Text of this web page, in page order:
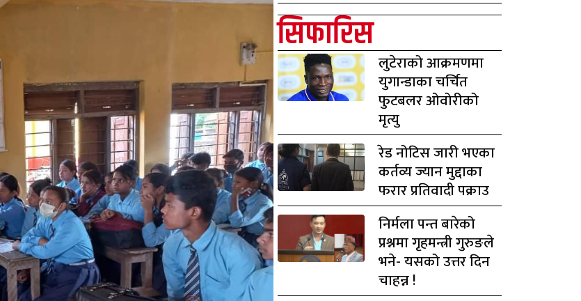
सिफारिस
लुटेराको आक्रमणमा
युगान्डाका चर्चित
फुटबलर ओवोरीको
मृत्यु
रेड नोटिस जारी भएका
कर्तव्य ज्यान मुद्दाका
फरार प्रतिवादी पक्राउ
निर्मला पन्त बारेको
प्रश्नमा गृहमन्त्री गुरुङले
भने- यसको उत्तर दिन
चाहन्न !